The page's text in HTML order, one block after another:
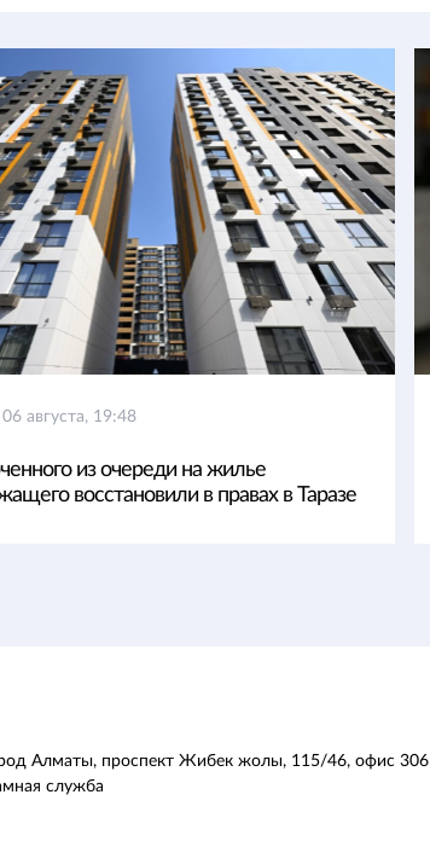
06 августа, 19:48
из очереди на жилье
восстановили в правах в Таразе
Алматы, проспект Жибек жолы, 115/46, офис 306
служба